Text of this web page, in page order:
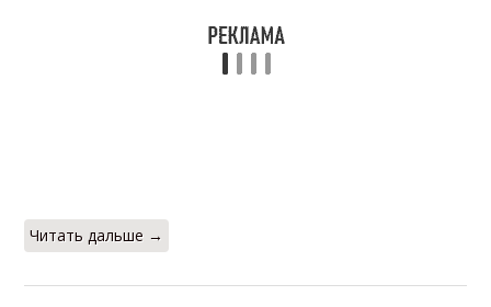
Читать дальше →